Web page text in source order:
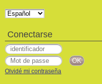
Conectarse
Olvidé mi contraseña